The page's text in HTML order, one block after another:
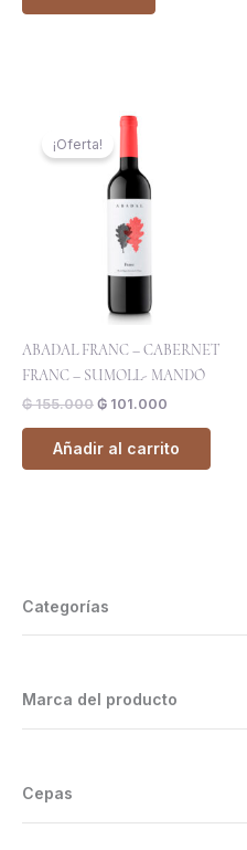
¡Oferta!
ABADAL FRANC – CABERNET
FRANC – SUMOLL- MANDÓ
₲155.000
precio
original
era:
₲ 155.000.
₲ 101.000
Añadir al carrito
Categorías
Marca del producto
Cepas